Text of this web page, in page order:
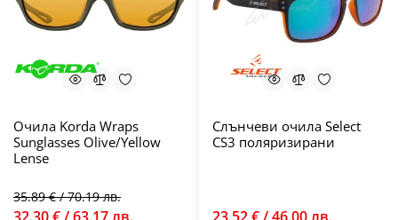
Очила Korda Wraps
Sunglasses Olive/Yellow
Lense
35.89 € / 70.19 лв.
Слънчеви очила Select
CS3 поляризирани